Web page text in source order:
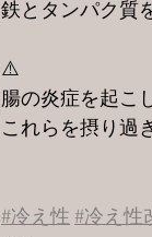
鉄とタンパク質
⚠️
腸の炎症を起こ
これらを摂り過
#冷え性 #冷え性